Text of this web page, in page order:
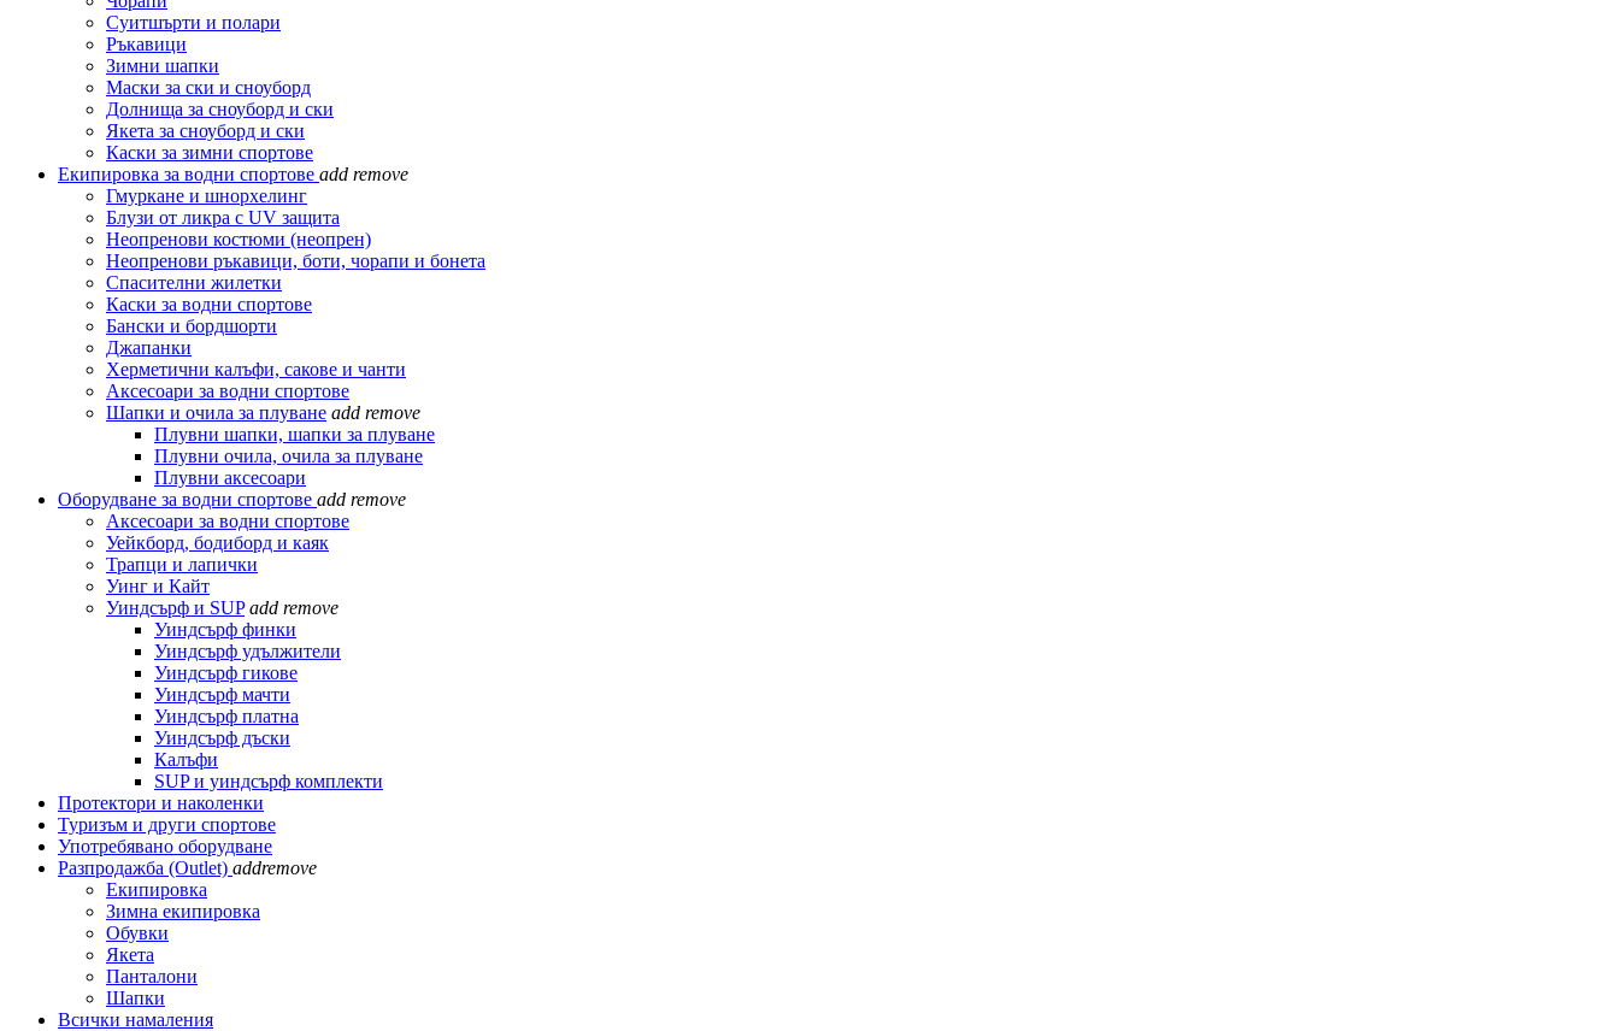
Суитшърти и полари
Ръкавици
Зимни шапки
Маски за ски и сноуборд
Долнища за сноуборд и ски
Якета за сноуборд и ски
Каски за зимни спортове
Екипировка за водни спортове add remove
Гмуркане и шнорхелинг
Блузи от ликра с UV защита
Неопренови костюми (неопрен)
Неопренови ръкавици, боти, чорапи и бонета
Спасителни жилетки
Каски за водни спортове
Бански и бордшорти
Джапанки
Херметични калъфи, сакове и чанти
Аксесоари за водни спортове
Шапки и очила за плуване add remove
Плувни шапки, шапки за плуване
Плувни очила, очила за плуване
Плувни аксесоари
Оборудване за водни спортове add remove
Аксесоари за водни спортове
Уейкборд, бодиборд и каяк
Трапци и лапички
Уинг и Кайт
Уиндсърф и SUP add remove
Уиндсърф финки
Уиндсърф удължители
Уиндсърф гикове
Уиндсърф мачти
Уиндсърф платна
Уиндсърф дъски
Калъфи
SUP и уиндсърф комплекти
Протектори и наколенки
Туризъм и други спортове
Употребявано оборудване
Разпродажба (Outlet) addremove
Екипировка
Зимна екипировка
Обувки
Якета
Панталони
Шапки
Всички намаления